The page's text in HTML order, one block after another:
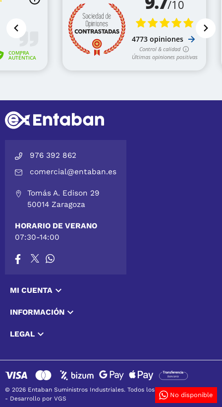
976 392 862
comercial@entaban.es
Tomás A. Edison 29
50014 Zaragoza
HORARIO DE VERANO
07:30-14:00
MI CUENTA 
INFORMACIÓN 
LEGAL 
© 2026 Entaban Suministros Industriales. Todos los derechos reservados
- Desarrollo por VGS No disponible